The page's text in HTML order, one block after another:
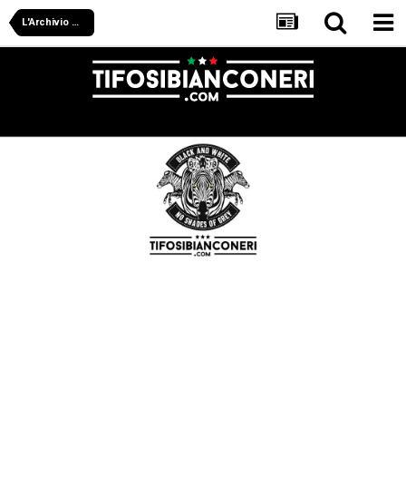
L'Archivio Di Tifosibianconeri.com